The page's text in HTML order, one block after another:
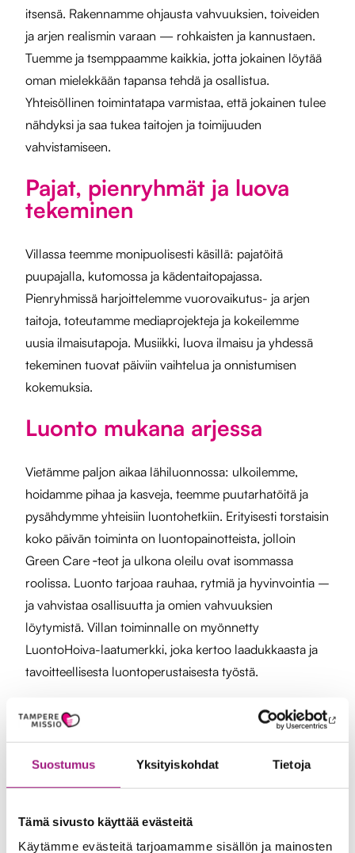
Suostumus Yksityiskohdat Tietoja
Tämä sivusto käyttää evästeitä
Käytämme evästeitä tarjoamamme sisällön ja mainosten
itsensä. Rakennamme ohjausta vahvuuksien, toiveiden
ja arjen realismin varaan — rohkaisten ja kannustaen.
Tuemme ja tsemppaamme kaikkia, jotta jokainen löytää
oman mielekkään tapansa tehdä ja osallistua.
Yhteisöllinen toimintatapa varmistaa, että jokainen tulee
nähdyksi ja saa tukea taitojen ja toimijuuden
vahvistamiseen.
Pajat, pienryhmät ja luova
tekeminen
Villassa teemme monipuolisesti käsillä: pajatöitä
puupajalla, kutomossa ja kädentaitopajassa.
Pienryhmissä harjoittelemme vuorovaikutus- ja arjen
taitoja, toteutamme mediaprojekteja ja kokeilemme
uusia ilmaisutapoja. Musiikki, luova ilmaisu ja yhdessä
tekeminen tuovat päiviin vaihtelua ja onnistumisen
kokemuksia.
Luonto mukana arjessa
Vietämme paljon aikaa lähiluonnossa: ulkoilemme,
hoidamme pihaa ja kasveja, teemme puutarhatöitä ja
pysähdymme yhteisiin luontohetkiin. Erityisesti torstaisin
koko päivän toiminta on luontopainotteista, jolloin
Green Care ‑teot ja ulkona oleilu ovat isommassa
roolissa. Luonto tarjoaa rauhaa, rytmiä ja hyvinvointia –
ja vahvistaa osallisuutta ja omien vahvuuksien
löytymistä. Villan toiminnalle on myönnetty
LuontoHoiva-laatumerkki, joka kertoo laadukkaasta ja
tavoitteellisesta luontoperustaisesta työstä.
Yhteystiedot